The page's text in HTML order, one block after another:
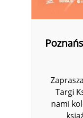
Targi
nami